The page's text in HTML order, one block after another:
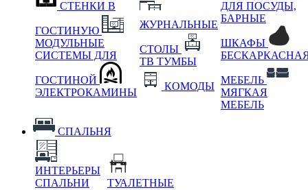
СТЕНКИ В
ГОСТИНУЮ
МОДУЛЬНЫЕ
СИСТЕМЫ ДЛЯ
ГОСТИНОЙ
ЭЛЕКТРОКАМИНЫ
ЖУРНАЛЬНЫЕ
СТОЛЫ
ТВ ТУМБЫ
КОМОДЫ
ДЛЯ ПОСУДЫ,
БАРНЫЕ
ШКАФЫ
МЕБЕЛЬ
МЯГКАЯ
МЕБЕЛЬ
СПАЛЬНЯ
ИНТЕРЬЕРЫ
СПАЛЬНИ
ТУАЛЕТНЫЕ